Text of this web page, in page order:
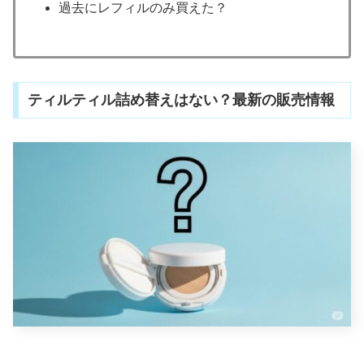
過去にレフィルのみ買えた？
ティルティル詰め替えはない？最新の販売情報